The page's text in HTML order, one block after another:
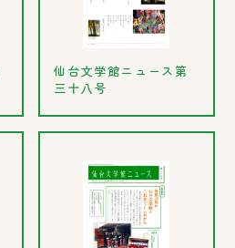
仙台文学館ニュース第
三十八号